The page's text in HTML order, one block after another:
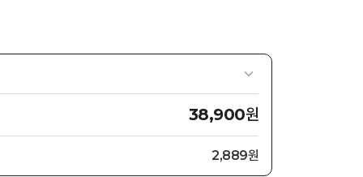
38,900원
2,889원